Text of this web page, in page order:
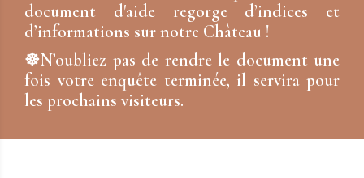
document d'aide regorge d’indices et
d’informations sur notre Château !
☸N’oubliez pas de rendre le document une
fois votre enquête terminée, il servira pour
les prochains visiteurs.